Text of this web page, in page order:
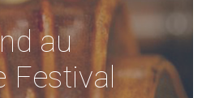
au
Festival